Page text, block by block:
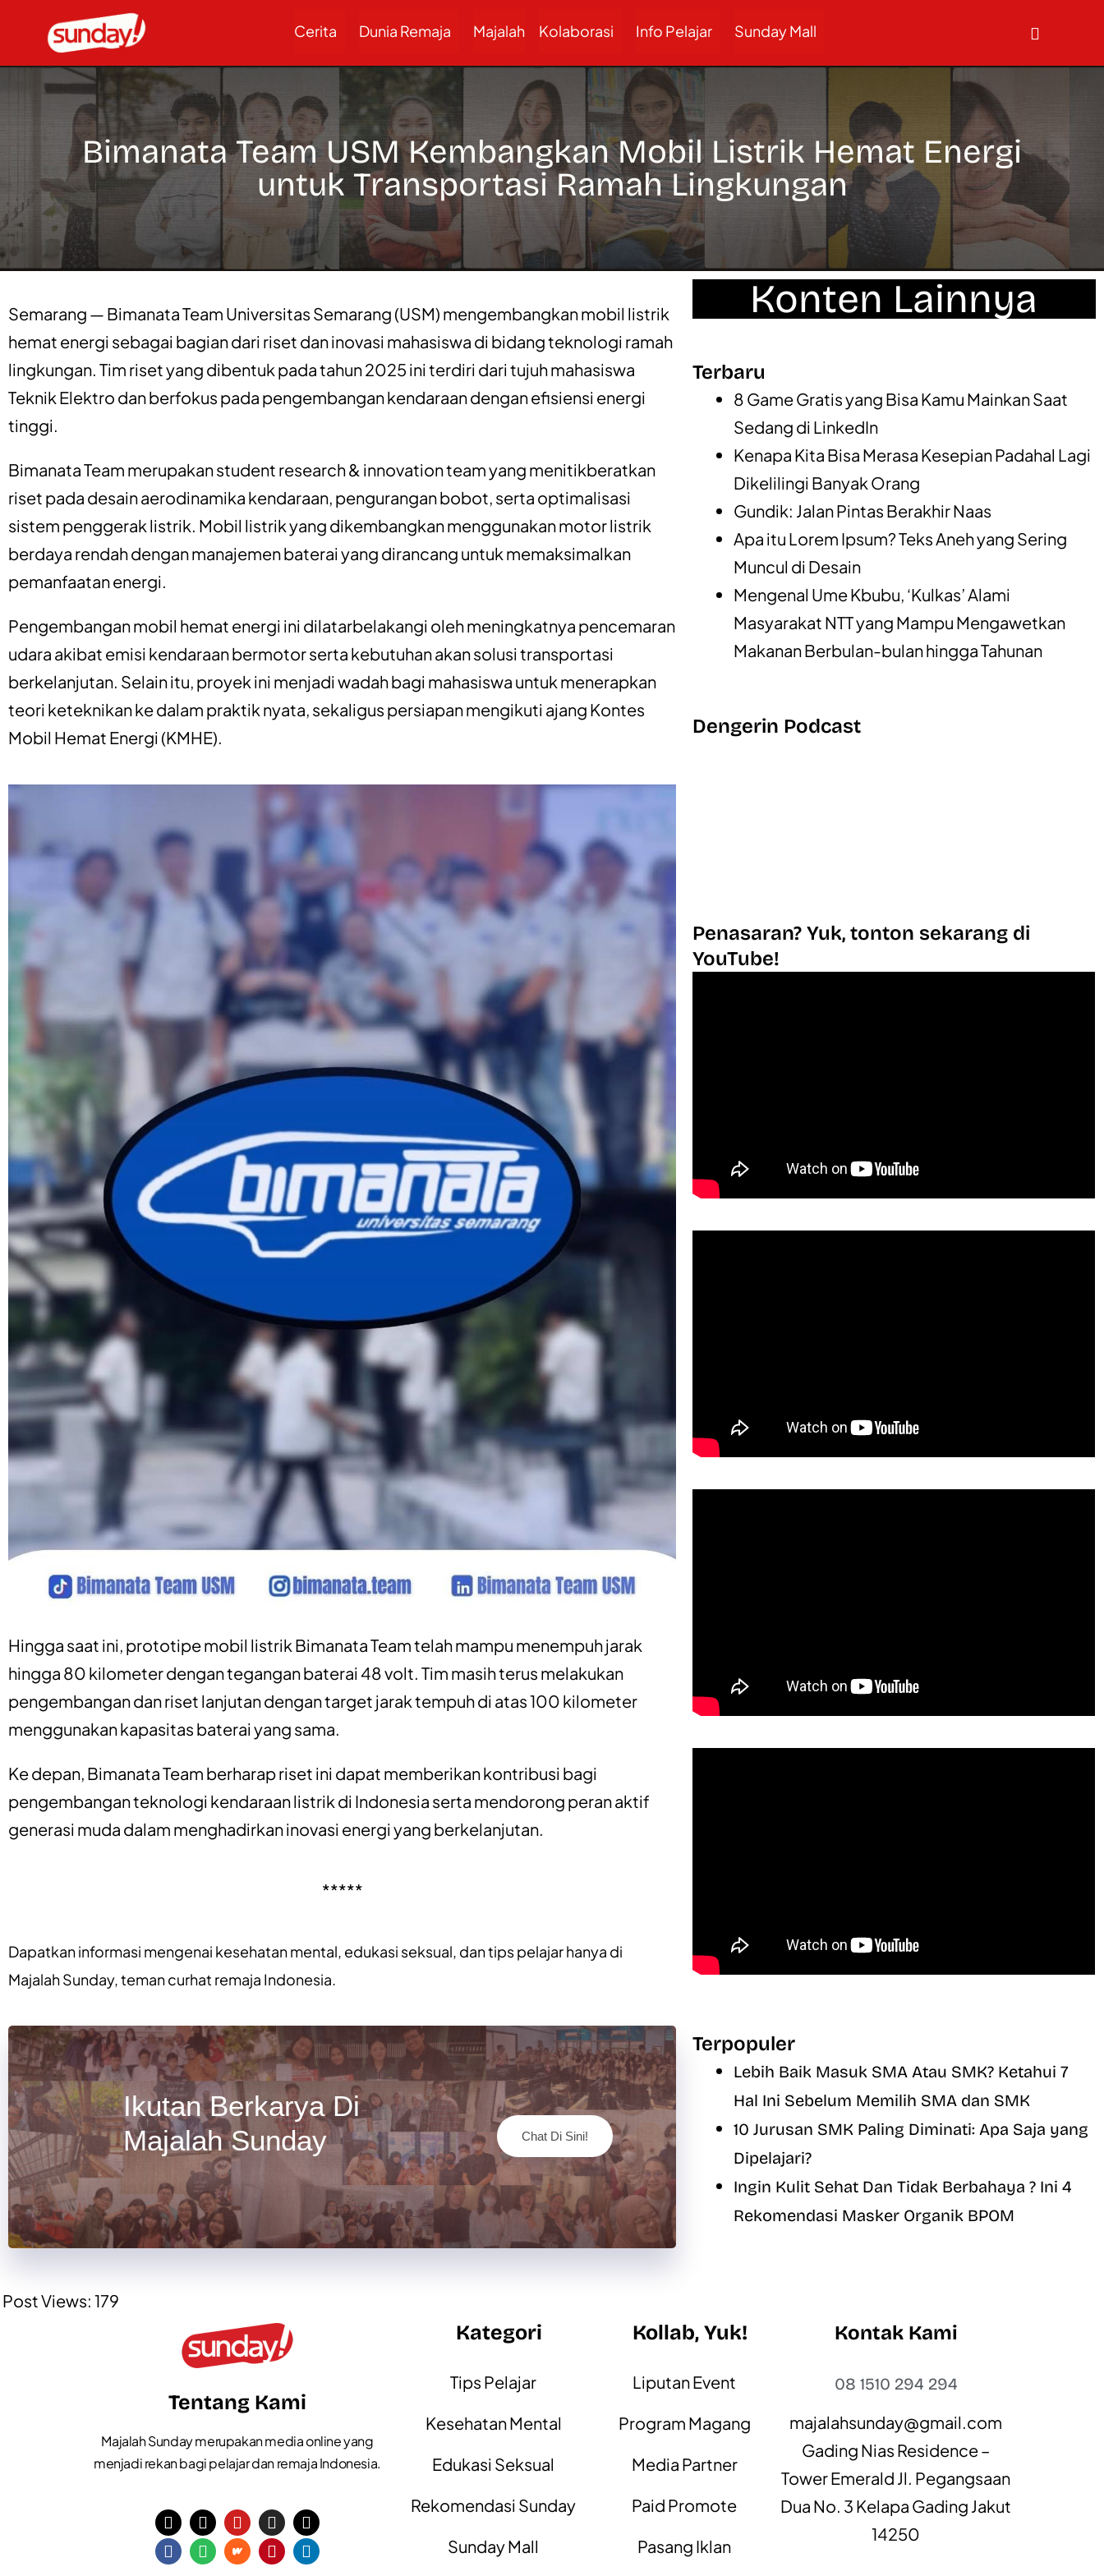
Cerita Dunia Remaja Majalah Kolaborasi Info Pelajar Sunday Mall
Bimanata Team USM Kembangkan Mobil Listrik Hemat Energi
untuk Transportasi Ramah Lingkungan
Semarang — Bimanata Team Universitas Semarang (USM) mengembangkan mobil listrik
hemat energi sebagai bagian dari riset dan inovasi mahasiswa di bidang teknologi ramah
lingkungan. Tim riset yang dibentuk pada tahun 2025 ini terdiri dari tujuh mahasiswa
Teknik Elektro dan berfokus pada pengembangan kendaraan dengan efisiensi energi
tinggi.
Bimanata Team merupakan student research & innovation team yang menitikberatkan
riset pada desain aerodinamika kendaraan, pengurangan bobot, serta optimalisasi
sistem penggerak listrik. Mobil listrik yang dikembangkan menggunakan motor listrik
berdaya rendah dengan manajemen baterai yang dirancang untuk memaksimalkan
pemanfaatan energi.
Pengembangan mobil hemat energi ini dilatarbelakangi oleh meningkatnya pencemaran
udara akibat emisi kendaraan bermotor serta kebutuhan akan solusi transportasi
berkelanjutan. Selain itu, proyek ini menjadi wadah bagi mahasiswa untuk menerapkan
teori keteknikan ke dalam praktik nyata, sekaligus persiapan mengikuti ajang Kontes
Mobil Hemat Energi (KMHE).
Hingga saat ini, prototipe mobil listrik Bimanata Team telah mampu menempuh jarak
hingga 80 kilometer dengan tegangan baterai 48 volt. Tim masih terus melakukan
pengembangan dan riset lanjutan dengan target jarak tempuh di atas 100 kilometer
menggunakan kapasitas baterai yang sama.
Ke depan, Bimanata Team berharap riset ini dapat memberikan kontribusi bagi
pengembangan teknologi kendaraan listrik di Indonesia serta mendorong peran aktif
generasi muda dalam menghadirkan inovasi energi yang berkelanjutan.
*****
Dapatkan informasi mengenai kesehatan mental, edukasi seksual, dantips pelajarhanya di
Majalah Sunday, teman curhat remaja Indonesia.
Ikutan Berkarya Di
Majalah Sunday
Chat Di Sini!
Konten Lainnya
Terbaru
8 Game Gratis yang Bisa Kamu Mainkan Saat
Sedang di LinkedIn
Kenapa Kita Bisa Merasa Kesepian Padahal Lagi
Dikelilingi Banyak Orang
Gundik: Jalan Pintas Berakhir Naas
Apa itu Lorem Ipsum? Teks Aneh yang Sering
Muncul di Desain
Mengenal Ume Kbubu, ‘Kulkas’ Alami
Masyarakat NTT yang Mampu Mengawetkan
Makanan Berbulan-bulan hingga Tahunan
Dengerin Podcast
Penasaran? Yuk, tonton sekarang di
YouTube!
Terpopuler
Lebih Baik Masuk SMA Atau SMK? Ketahui 7
Hal Ini Sebelum Memilih SMA dan SMK
10 Jurusan SMK Paling Diminati: Apa Saja yang
Dipelajari?
Ingin Kulit Sehat Dan Tidak Berbahaya ? Ini 4
Rekomendasi Masker Organik BPOM
Post Views: 179
Tentang Kami
Majalah Sunday merupakan media online yang
menjadi rekan bagi pelajar dan remaja Indonesia.
Kategori
Tips Pelajar
Kesehatan Mental
Edukasi Seksual
Rekomendasi Sunday
Sunday Mall
Kollab, Yuk!
Liputan Event
Program Magang
Media Partner
Paid Promote
Pasang Iklan
Kontak Kami
08 1510 294 294
majalahsunday@gmail.com
Gading Nias Residence –
Tower Emerald Jl. Pegangsaan
Dua No. 3 Kelapa Gading Jakut
14250